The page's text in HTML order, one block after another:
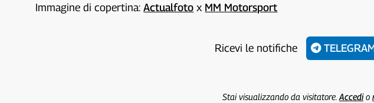
Immagine di copertina:Actualfoto x MM Motorsport
Ricevi le notifiche
Stai visualizzando da visitatore. Accedio